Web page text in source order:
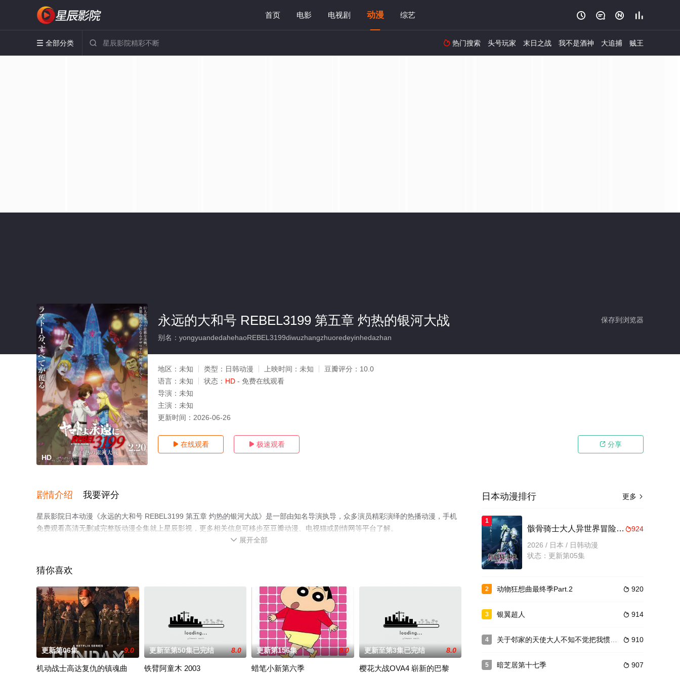
首页 电影 电视剧 动漫 综艺    
 全部分类   热门搜索 头号玩家 末日之战 我不是酒神 大追捕 贼王
HD
保存到浏览器
永远的大和号 REBEL3199 第五章 灼热的银河大战
别名：yongyuandedahehaoREBEL3199diwuzhangzhuoredeyinhedazhan
地区： 未知 类型： 日韩动漫 上映时间： 未知 豆瓣评分： 10.0
语言： 未知 状态： HD - 免费在线观看
导演： 未知
主演： 未知
更新时间： 2026-06-26
 在线观看  极速观看  分享
剧情介绍 我要评分
星辰影院日本动漫《永远的大和号 REBEL3199 第五章 灼热的银河大战》是一部由知名导演执导，众多演员精彩演绎的热播动漫，手机
免费观看高清无删减完整版动漫全集就上星辰影视，更多相关信息可移步至豆瓣动漫、电视猫或剧情网等平台了解。
 展开全部
猜你喜欢
更新第06集 9.0
机动战士高达复仇的镇魂曲
更新至第50集已完结 8.0
铁臂阿童木 2003
更新第156集 9.0
蜡笔小新第六季
更新至第3集已完结 8.0
樱花大战OVA4 崭新的巴黎
更多 
日本动漫排行
1
924
骸骨骑士大人异世界冒险中Ⅱ
2026 / 日本 / 日韩动漫
状态：更新第05集
2  920
动物狂想曲最终季Part.2
3  914
银翼超人
4  910
关于邻家的天使大人不知不觉把我惯成了废人这档子事第二季
5  907
暗芝居第十七季